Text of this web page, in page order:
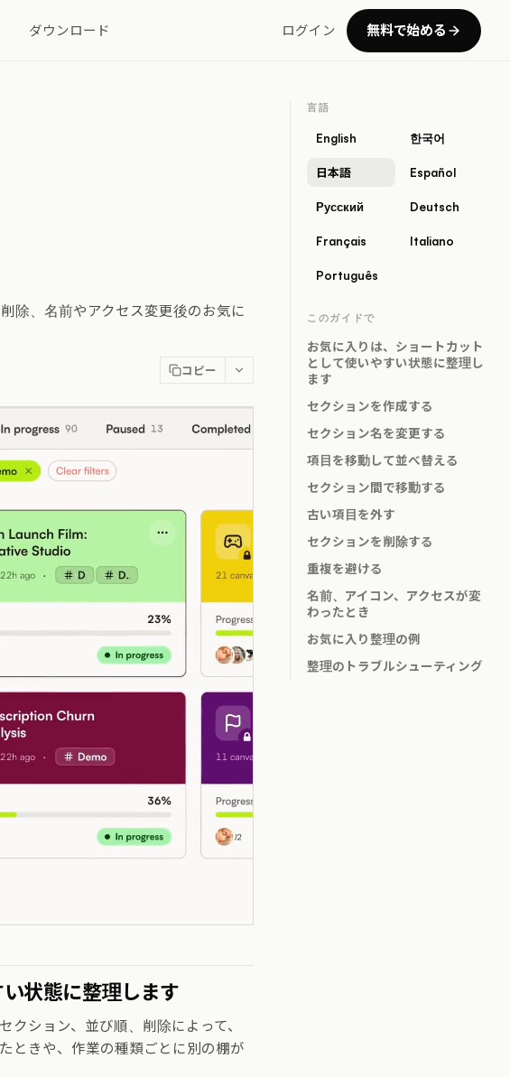
ダウンロード ログイン 無料で始める
除、名前やアクセス変更後のお気に
コピー
状態に整理します
ション、並び順、削除によって、
ときや、作業の種類ごとに別の棚が
言語
English 한국어
日本語 Español
Русский Deutsch
Français Italiano
Português
このガイドで
お気に入りは、ショートカット
として使いやすい状態に整理し
ます
セクションを作成する
セクション名を変更する
項目を移動して並べ替える
セクション間で移動する
古い項目を外す
セクションを削除する
重複を避ける
名前、アイコン、アクセスが変
わったとき
お気に入り整理の例
整理のトラブルシューティング